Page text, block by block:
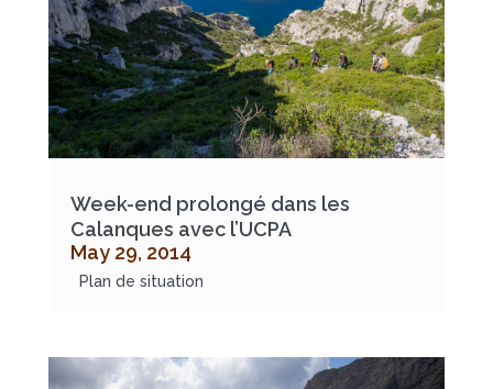
Week-end prolongé dans les
Calanques avec l’UCPA
May 29, 2014
Plan de situation